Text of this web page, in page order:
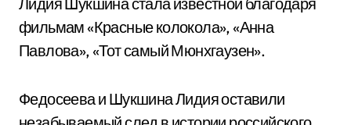
фильмам «Красные колокола», «Анна
Павлова», «Тот самый Мюнхгаузен».
Федосеева и Шукшина Лидия оставили